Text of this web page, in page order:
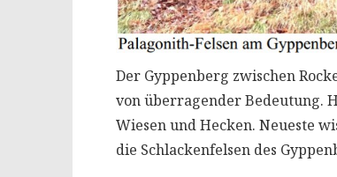
Der Gyppenberg zwischen
von überragender Bedeutung.
Wiesen und Hecken. Neueste
die Schlackenfelsen des